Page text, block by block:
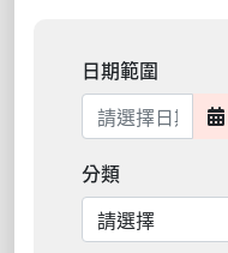
日期範圍
分類